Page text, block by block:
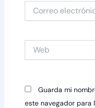
Correo
electrónico*
Guarda mi
este navegador para